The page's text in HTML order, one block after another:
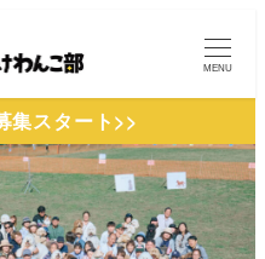
MENU
集スタート>>